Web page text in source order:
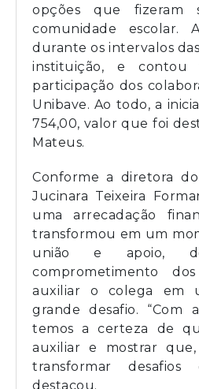
opções que fizeram
comunidade escolar.
durante os intervalos
instituição, e contou
participação dos
Unibave. Ao todo, a
754,00, valor que foi
Mateus.
Conforme a diretora
Jucinara Teixeira
uma arrecadação
transformou em um
união e apoio,
comprometimento
auxiliar o colega em
grande desafio. “Com
temos a certeza de
auxiliar e mostrar
transformar desafios
destacou.